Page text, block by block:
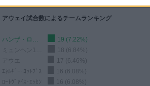
アウェイ試合数によるチームランキング
ハンザ・ロストック
19 (7.22%)
18 (6.84%)
アウエ
17 (6.46%)
ｴﾈﾙｷﾞｰ･ｺｯﾄﾌﾞｽ
16 (6.08%)
ﾛｰﾄｳﾞｧｲｽ･ｴｯｾﾝ
16 (6.08%)